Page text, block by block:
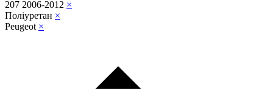
207 2006-2012 ×
Поліуретан ×
Peugeot ×